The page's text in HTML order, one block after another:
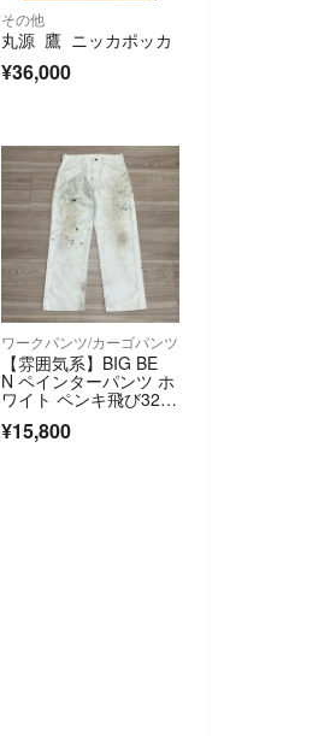
その他
丸源 鷹 ニッカポッカ
¥36,000
ワークパンツ/カーゴパンツ
【雰囲気系】BIG BE
N ペインターパンツ ホ
ワイト ペンキ飛び32×
¥15,800